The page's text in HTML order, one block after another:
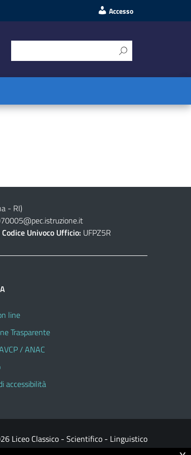
Accesso
- RI)
Codice Univoco Ufficio: UFPZ5R
line
Trasparente
/ ANAC
accessibilità
Liceo Classico - Scientifico - Linguistico